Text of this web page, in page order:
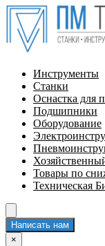
Инструменты
Станки
Оснастка для
Подшипники
Оборудование
Товары по
Техническая
Написать нам
×